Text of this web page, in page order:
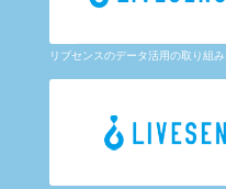
リブセンスのデータ活用の取り組